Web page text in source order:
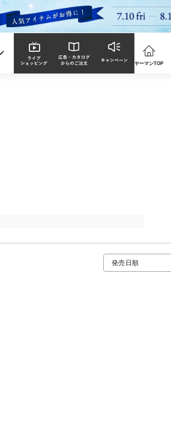
ヤーマンTOP
発売日順